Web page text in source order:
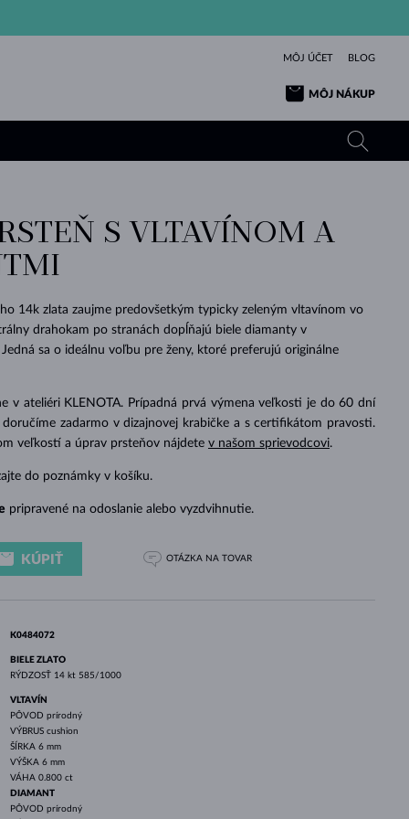
MÔJ ÚČET BLOG
MÔJ NÁKUP
VÝNIMOČNÝ
POZRIEŤ
LÁSKA
POZRIEŤ
ŽLTÉ ZLATO
RUŽOVÉ ZLATO
KRÁSOU
POZRIEŤ
TANZANITY
TOPÁSY
TURMALÍNY
VLTAVÍNY
BIELE ZLATO
KRÁSNE
POZRIEŤ
TURMALÍNY
VLTAVÍNY
MINERÁLY
PERLOVÉ PRÍVESKY
RUŽOVÉ ZLATO
PRÍVESKY
POZRIEŤ
NÁRAMKY
POZRIEŤ
ELEGANCIA
POZRIEŤ
ZAFÍRY
SMARAGDY
VLTAVÍNY
MINERÁLY
BIELE ZLATO
ŠPERKY
POZRIEŤ
KRÁSU
POZRIEŤ
KOLEKCIE
POZRIEŤ
S VLTAVÍNOM A
14k zlata zaujme predovšetkým typicky zeleným vltavínom vo
drahokam po stranách dopĺňajú biele diamanty v
sa o ideálnu voľbu pre ženy, ktoré preferujú originálne
v ateliéri KLENOTA. Prípadná prvá výmena veľkosti je do 60 dní
doručíme zadarmo v dizajnovej krabičke a s certifikátom pravosti.
veľkostí a úprav prsteňov nájdete v našom sprievodcovi.
do poznámky v košíku.
pripravené na odoslanie alebo vyzdvihnutie.
KÚPIŤ OTÁZKA NA TOVAR
K0484072
BIELE ZLATO
RÝDZOSŤ 14 kt 585/1000
VLTAVÍN
PÔVOD prírodný
VÝBRUS cushion
ŠÍRKA 6 mm
VÝŠKA 6 mm
VÁHA 0.800 ct
DIAMANT
PÔVOD prírodný